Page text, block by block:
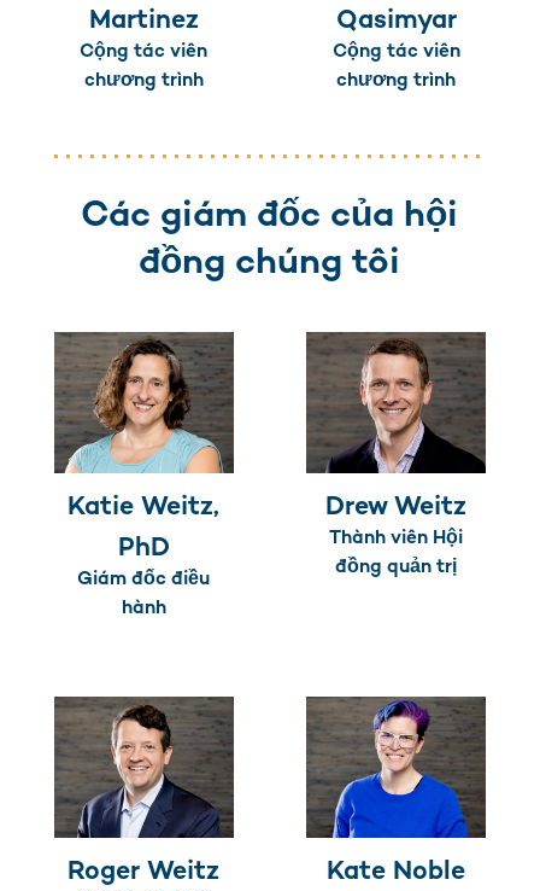
Martinez
Cộng tác viên
chương trình
Qasimyar
Cộng tác viên
chương trình
Các giám đốc của hội
đồng chúng tôi
Katie Weitz,
PhD
Giám đốc điều
hành
Drew Weitz
Thành viên Hội
đồng quản trị
Roger Weitz
Kate Noble